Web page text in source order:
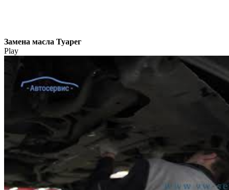
Замена масла Туарег
Play